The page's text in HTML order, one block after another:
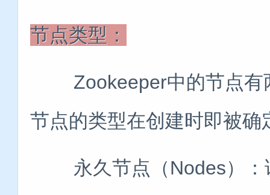
节点类型：
Zookeeper中的节点有
节点的类型在创建时即被确
永久节点（Nodes）：